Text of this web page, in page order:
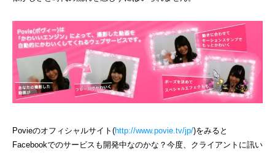
Povieのオフィシャルサイト(http://www.povie.tv/jp/)をみると
Facebookでのサービスも開発中なのかな？今度、クライアントに訊い